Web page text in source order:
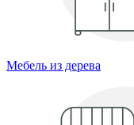
Мебель из дерева